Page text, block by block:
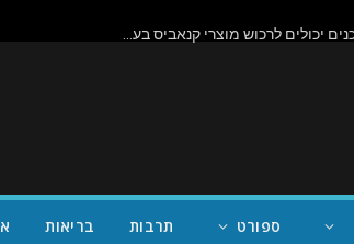
לראשונה בקליפורניה – ובארה״ב: צרכנים יכולים לרכוש מוצרי קנאביס בעמדות השירות העצמי בטכנולוגיה חדשה
ספורט תרבות בריאות